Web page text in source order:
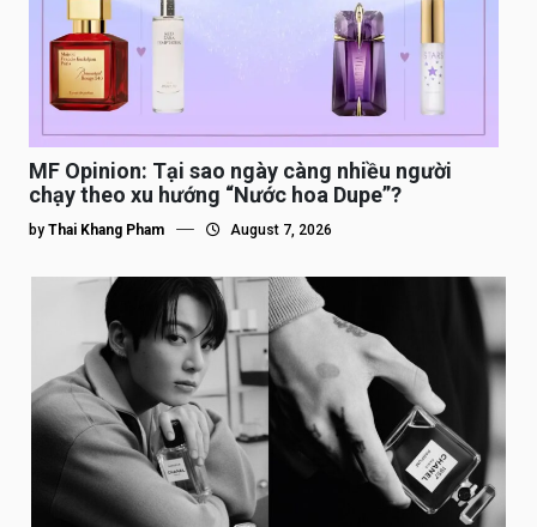
MF Opinion: Tại sao ngày càng nhiều người
chạy theo xu hướng “Nước hoa Dupe”?
by Thai Khang Pham August 7, 2026